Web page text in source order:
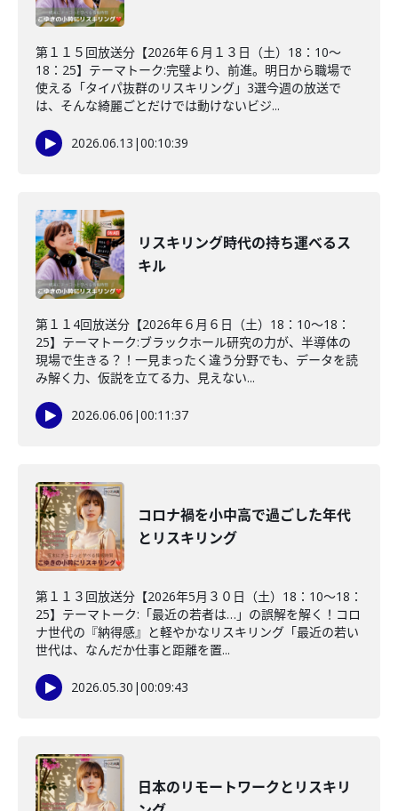
第１１５回放送分【2026年６月１３日（土）18：10～
18：25】テーマトーク:完璧より、前進。明日から職場で
使える「タイパ抜群のリスキリング」3選今週の放送で
は、そんな綺麗ごとだけでは動けないビジ...
2026.06.13 |00:10:39
リスキリング時代の持ち運べるス
キル
第１１4回放送分【2026年６月６日（土）18：10～18：
25】テーマトーク:ブラックホール研究の力が、半導体の
現場で生きる？！一見まったく違う分野でも、データを読
み解く力、仮説を立てる力、見えない...
2026.06.06 |00:11:37
コロナ禍を小中高で過ごした年代
とリスキリング
第１１３回放送分【2026年5月３０日（土）18：10～18：
25】テーマトーク:「最近の若者は…」の誤解を解く！コロ
ナ世代の『納得感』と軽やかなリスキリング「最近の若い
世代は、なんだか仕事と距離を置...
2026.05.30 |00:09:43
日本のリモートワークとリスキリ